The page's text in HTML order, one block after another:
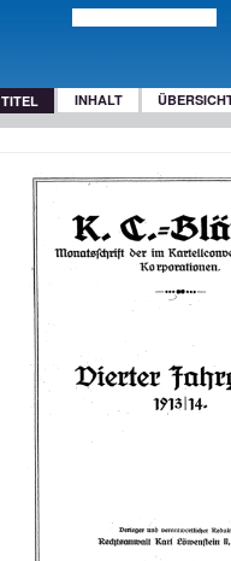
TITEL INHALT